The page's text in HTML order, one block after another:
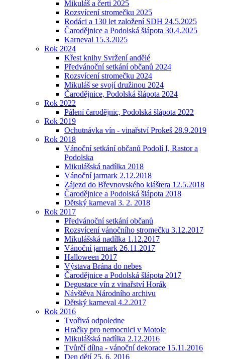
Mikuláš a čerti 2025
Rozsvícení stromečku 2025
Rodáci a 130 let založení SDH 24.5.2025
Čarodějnice a Podolská šlápota 30.4.2025
Karneval 15.3.2025
Rok 2024
Křest knihy Svržení andělé
Předvánoční setkání občanů 2024
Rozsvícení stromečku 2024
Mikuláš se svojí družinou 2024
Čarodějnice, Podolská šlápota 2024
Rok 2022
Pálení čarodějnic, Podolská šlápota 2022
Rok 2019
Ochutnávka vín - vinařství Prokeš 28.9.2019
Rok 2018
Vánoční setkání občanů Podolí I, Rastor a
Podolska
Mikulášská nadílka 2018
Vánoční jarmark 2.12.2018
Zájezd do Břevnovského kláštera 12.5.2018
Čarodějnice a Podolská šlápota 2018
Dětský karneval 3. 2. 2018
Rok 2017
Předvánoční setkání občanů
Rozsvícení vánočního stromečku 3.12.2017
Mikulášská nadílka 1.12.2017
Vánoční jarmark 26.11.2017
Halloween 2017
Výstava Brána do nebes
Čarodějnice a Podolská šlápota 2017
Degustace vín z vinařství Horák
Návštěva Národního archivu
Dětský karneval 4.2.2017
Rok 2016
Tvořivá odpoledne
Hračky pro nemocnici v Motole
Mikulášská nadílka 2.12.2016
Tvůrčí dílna - vánoční dekorace 15.11.2016
Den dětí 25. 6. 2016